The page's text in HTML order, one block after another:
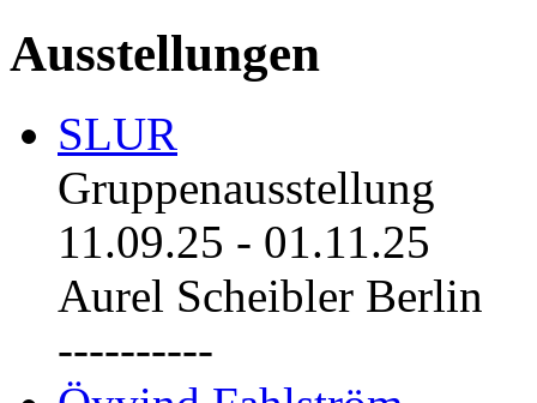
Ausstellungen
SLUR
Gruppenausstellung
11.09.25 - 01.11.25
Aurel Scheibler Berlin
----------